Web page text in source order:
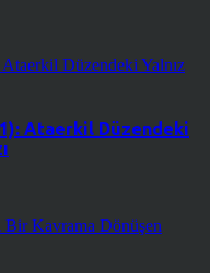
Ataerkil Düzendeki